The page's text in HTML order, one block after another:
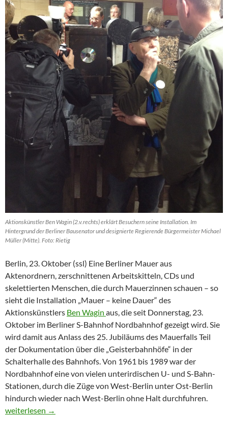
Aktionskünstler Ben Wagin (2.v.rechts) erklärt Besuchern seine Installation. Im
Hintergrund der Berliner Bausenator und designierte Regierende Bürgermeister Michael
Müller (Mitte). Foto: Rietig
Berlin, 23. Oktober (ssl) Eine Berliner Mauer aus
Aktenordnern, zerschnittenen Arbeitskitteln, CDs und
skelettierten Menschen, die durch Mauerzinnen schauen – so
sieht die Installation „Mauer – keine Dauer“ des
Aktionskünstlers Ben Wagin aus, die seit Donnerstag, 23.
Oktober im Berliner S-Bahnhof Nordbahnhof gezeigt wird. Sie
wird damit aus Anlass des 25. Jubiläums des Mauerfalls Teil
der Dokumentation über die „Geisterbahnhöfe“ in der
Schalterhalle des Bahnhofs. Von 1961 bis 1989 war der
Nordbahnhof eine von vielen unterirdischen U- und S-Bahn-
Stationen, durch die Züge von West-Berlin unter Ost-Berlin
hindurch wieder nach West-Berlin ohne Halt durchfuhren.
Eine Mauer ohne Dauer im S-Bahnhof
weiterlesen →